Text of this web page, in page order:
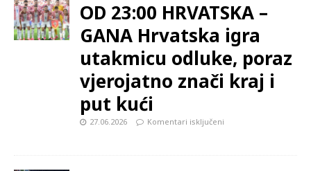
OD 23:00 HRVATSKA –
GANA Hrvatska igra
utakmicu odluke, poraz
vjerojatno znači kraj i
put kući
27.06.2026 Komentari isključeni